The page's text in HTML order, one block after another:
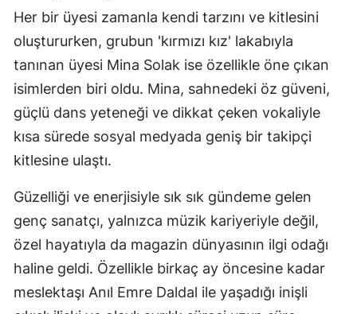
İstanbul
İzmir
Kars
Kastamonu
Kayseri
Kırşehir
Kocaeli
Konya
Kütahya
Her bir üyesi zamanla kendi tarzını ve kitlesini
oluştururken, grubun 'kırmızı kız' lakabıyla
tanınan üyesi Mina Solak ise özellikle öne çıkan
isimlerden biri oldu. Mina, sahnedeki öz güveni,
güçlü dans yeteneği ve dikkat çeken vokaliyle
kısa sürede sosyal medyada geniş bir takipçi
kitlesine ulaştı.
Güzelliği ve enerjisiyle sık sık gündeme gelen
genç sanatçı, yalnızca müzik kariyeriyle değil,
özel hayatıyla da magazin dünyasının ilgi odağı
haline geldi. Özellikle birkaç ay öncesine kadar
meslektaşı Anıl Emre Daldal ile yaşadığı inişli